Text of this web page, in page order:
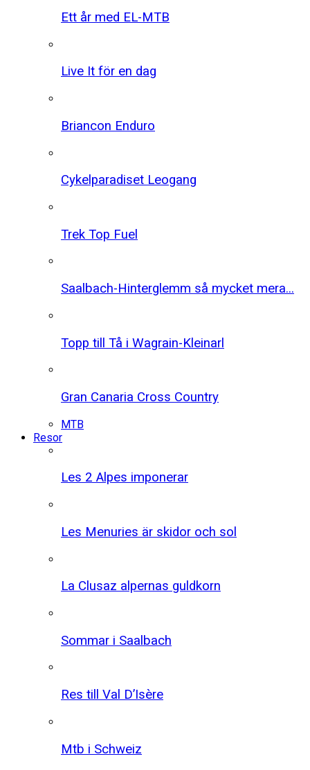
Ett år med EL-MTB
Live It för en dag
Briancon Enduro
Cykelparadiset Leogang
Trek Top Fuel
Saalbach-Hinterglemm så mycket mera...
Topp till Tå i Wagrain-Kleinarl
Gran Canaria Cross Country
MTB
Resor
Les 2 Alpes imponerar
Les Menuries är skidor och sol
La Clusaz alpernas guldkorn
Sommar i Saalbach
Res till Val D’Isère
Mtb i Schweiz